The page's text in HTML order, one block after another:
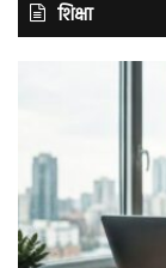
शिक्षा